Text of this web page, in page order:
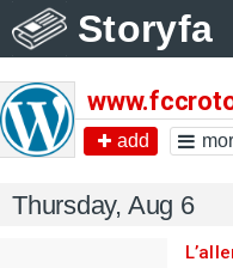
Storyfa
add
Thursday, Aug 6
Pull